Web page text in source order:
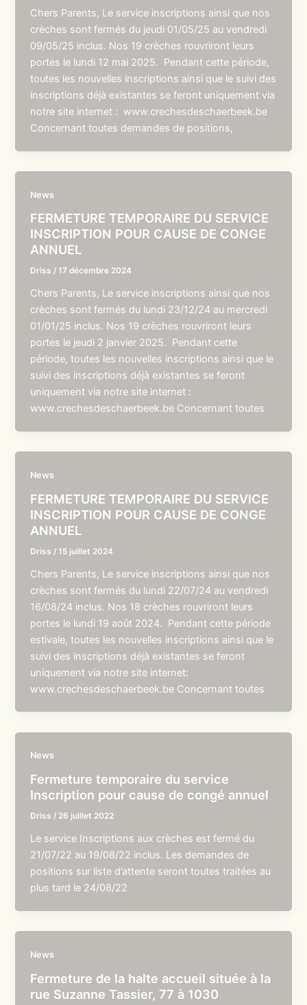
Chers Parents, Le service inscriptions ainsi que nos
crèches sont fermés du jeudi 01/05/25 au vendredi
09/05/25 inclus. Nos 19 crèches rouvriront leurs
portes le lundi 12 mai 2025. Pendant cette période,
toutes les nouvelles inscriptions ainsi que le suivi des
inscriptions déjà existantes se feront uniquement via
notre site internet : www.crechesdeschaerbeek.be
Concernant toutes demandes de positions,
News
FERMETURE TEMPORAIRE DU SERVICE
INSCRIPTION POUR CAUSE DE CONGE
ANNUEL
Driss /17 décembre 2024
Chers Parents, Le service inscriptions ainsi que nos
crèches sont fermés du lundi 23/12/24 au mercredi
01/01/25 inclus. Nos 19 crèches rouvriront leurs
portes le jeudi 2 janvier 2025. Pendant cette
période, toutes les nouvelles inscriptions ainsi que le
suivi des inscriptions déjà existantes se feront
uniquement via notre site internet :
www.crechesdeschaerbeek.be Concernant toutes
News
FERMETURE TEMPORAIRE DU SERVICE
INSCRIPTION POUR CAUSE DE CONGE
ANNUEL
Driss /15 juillet 2024
Chers Parents, Le service inscriptions ainsi que nos
crèches sont fermés du lundi 22/07/24 au vendredi
16/08/24 inclus. Nos 18 crèches rouvriront leurs
portes le lundi 19 août 2024. Pendant cette période
estivale, toutes les nouvelles inscriptions ainsi que le
suivi des inscriptions déjà existantes se feront
uniquement via notre site internet:
www.crechesdeschaerbeek.be Concernant toutes
News
Fermeture temporaire du service
Inscription pour cause de congé annuel
Driss / 26 juillet 2022
Le service Inscriptions aux crèches est fermé du
21/07/22 au 19/08/22 inclus. Les demandes de
positions sur liste d’attente seront toutes traitées au
plus tard le 24/08/22
News
Fermeture de la halte accueil située à la
rue Suzanne Tassier, 77 à 1030